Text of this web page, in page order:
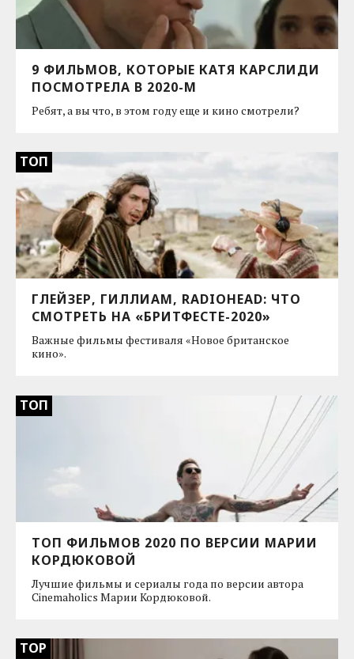
9 ФИЛЬМОВ, КОТОРЫЕ КАТЯ КАРСЛИДИ
ПОСМОТРЕЛА В 2020-М
Ребят, а вы что, в этом году еще и кино смотрели?
ТОП
ГЛЕЙЗЕР, ГИЛЛИАМ, RADIOHEAD: ЧТО
СМОТРЕТЬ НА «БРИТФЕСТЕ-2020»
Важные фильмы фестиваля «Новое британское
кино».
ТОП
ТОП ФИЛЬМОВ 2020 ПО ВЕРСИИ МАРИИ
КОРДЮКОВОЙ
Лучшие фильмы и сериалы года по версии автора
Cinemaholics Марии Кордюковой.
TOP